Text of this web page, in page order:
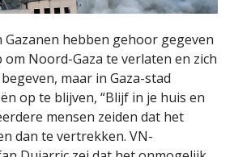
Gazanen hebben gehoor gegeven
Noord-Gaza te verlaten en zich
maar in Gaza-stad
op te blijven, “Blijf in je huis en
mensen zeiden dat het
dan te vertrekken. VN-